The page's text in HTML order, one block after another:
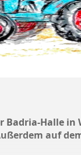
Badria-Halle
auf